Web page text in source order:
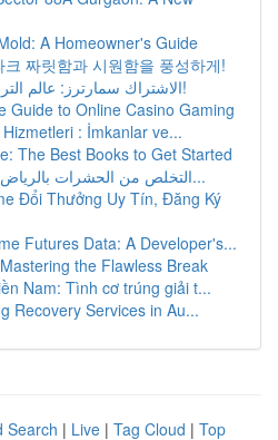
A Homeowner's Guide
짜릿함과 시원함을 풍성하게!
الاشتراك سمارترز: عالم الترفيه على متناول يدك!
Guide to Online Casino Gaming
: İmkanlar ve...
The Best Books to Get Started
التخلص من الحشرات بالرياض: طرق فعالة و موث...
Đổi Thưởng Uy Tín, Đăng Ký
Futures Data: A Developer's...
the Flawless Break
Nam: Tình cơ trúng giải t...
Recovery Services in Au...
Search | Live | Tag Cloud | Top